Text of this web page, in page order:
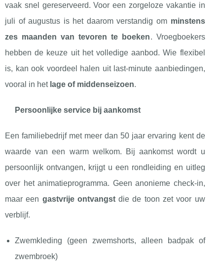
vaak snel gereserveerd. Voor een zorgeloze vakantie in
juli of augustus is het daarom verstandig om minstens
zes maanden van tevoren te boeken. Vroegboekers
hebben de keuze uit het volledige aanbod. Wie flexibel
is, kan ook voordeel halen uit last-minute aanbiedingen,
vooral in het lage of middenseizoen.
Persoonlijke service bij aankomst
Een familiebedrijf met meer dan 50 jaar ervaring kent de
waarde van een warm welkom. Bij aankomst wordt u
persoonlijk ontvangen, krijgt u een rondleiding en uitleg
over het animatieprogramma. Geen anonieme check-in,
maar een gastvrije ontvangstdie de toon zet voor uw
verblijf.
Zwemkleding (geen zwemshorts, alleen badpak of
zwembroek)